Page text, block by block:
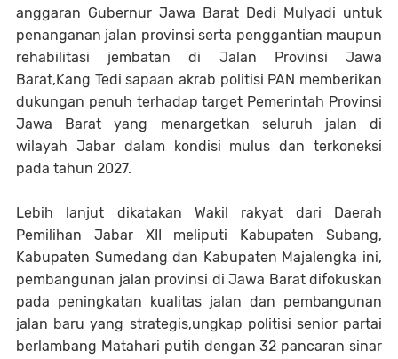
anggaran Gubernur Jawa Barat Dedi Mulyadi untuk
penanganan jalan provinsi serta penggantian maupun
rehabilitasi jembatan di Jalan Provinsi Jawa
Barat,Kang Tedi sapaan akrab politisi PAN memberikan
dukungan penuh terhadap target Pemerintah Provinsi
Jawa Barat yang menargetkan seluruh jalan di
wilayah Jabar dalam kondisi mulus dan terkoneksi
pada tahun 2027.
Lebih lanjut dikatakan Wakil rakyat dari Daerah
Pemilihan Jabar XII meliputi Kabupaten Subang,
Kabupaten Sumedang dan Kabupaten Majalengka ini,
pembangunan jalan provinsi di Jawa Barat difokuskan
pada peningkatan kualitas jalan dan pembangunan
jalan baru yang strategis,ungkap politisi senior partai
berlambang Matahari putih dengan 32 pancaran sinar